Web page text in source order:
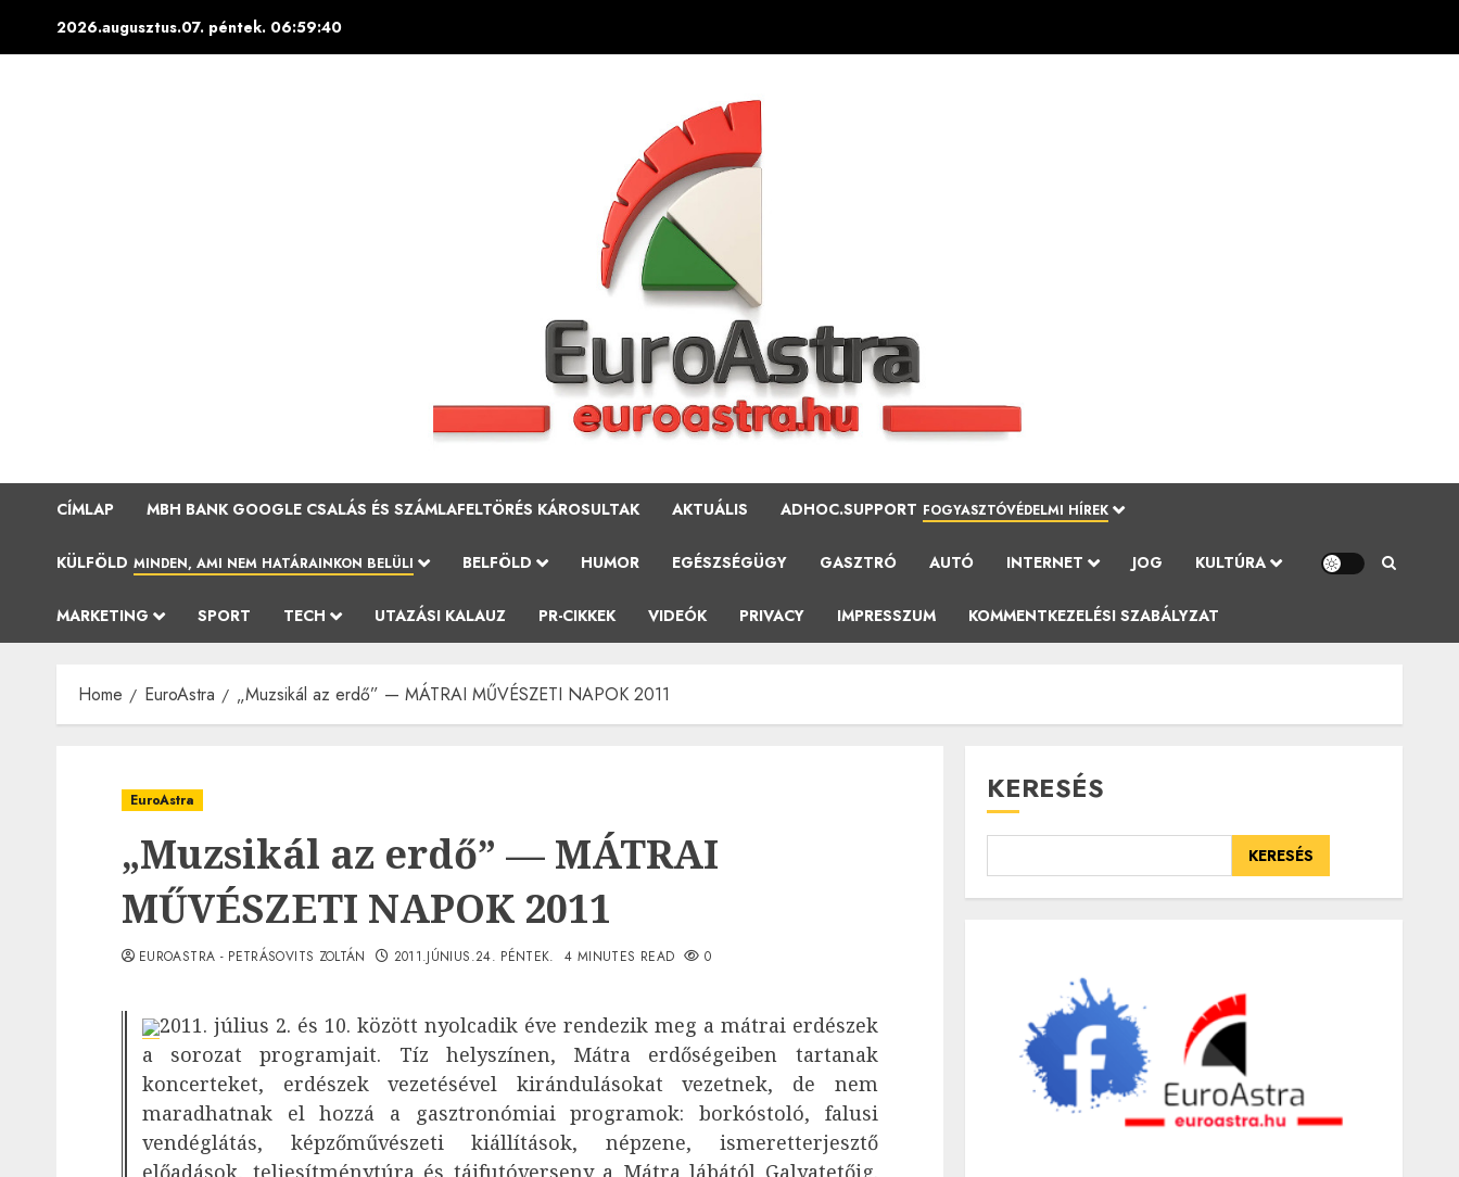
2026.augusztus.07. péntek. 06:59:41
CÍMLAP MBH BANK GOOGLE CSALÁS ÉS SZÁMLAFELTÖRÉS KÁROSULTAK AKTUÁLIS ADHOC.SUPPORT FOGYASZTÓVÉDELMI HÍREK
KÜLFÖLD MINDEN, AMI NEM HATÁRAINKON BELÜLI BELFÖLD HUMOR EGÉSZSÉGÜGY GASZTRÓ AUTÓ INTERNET JOG KULTÚRA
MARKETING SPORT TECH UTAZÁSI KALAUZ PR-CIKKEK VIDEÓK PRIVACY IMPRESSZUM KOMMENTKEZELÉSI SZABÁLYZAT
Home EuroAstra „Muzsikál az erdő” — MÁTRAI MŰVÉSZETI NAPOK 2011
EuroAstra
„Muzsikál az erdő” — MÁTRAI
MŰVÉSZETI NAPOK 2011
EUROASTRA - PETRÁSOVITS ZOLTÁN 2011.JÚNIUS.24. PÉNTEK. 4 MINUTES READ 0
2011. július 2. és 10. között nyolcadik éve rendezik meg a mátrai erdészek
a sorozat programjait. Tíz helyszínen, Mátra erdőségeiben tartanak
koncerteket, erdészek vezetésével kirándulásokat vezetnek, de nem
maradhatnak el hozzá a gasztronómiai programok: borkóstoló, falusi
vendéglátás, képzőművészeti kiállítások, népzene, ismeretterjesztő
előadások, teljesítménytúra és tájfutóverseny a Mátra lábától Galyatetőig.
KERESÉS
KERESÉS